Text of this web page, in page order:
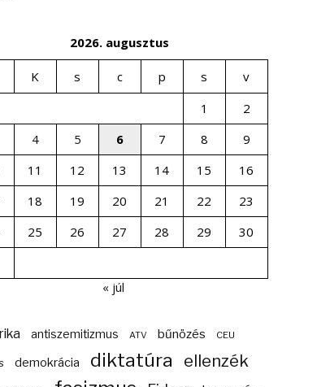
2026. augusztus
K s c p s
v
1
2
4 5 6 7 8
9
11 12 13 14 15
16
18 19 20 21 22
23
25 26 27 28 29
30
« júl
antiszemitizmus ATV bűnözés CEU
demokrácia diktatúra ellenzék